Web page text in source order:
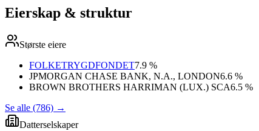
Eierskap & struktur
Største eiere
FOLKETRYGDFONDET7.9 %
JPMORGAN CHASE BANK, N.A., LONDON6.6 %
BROWN BROTHERS HARRIMAN (LUX.) SCA6.5 %
Se alle (786) →
Datterselskaper